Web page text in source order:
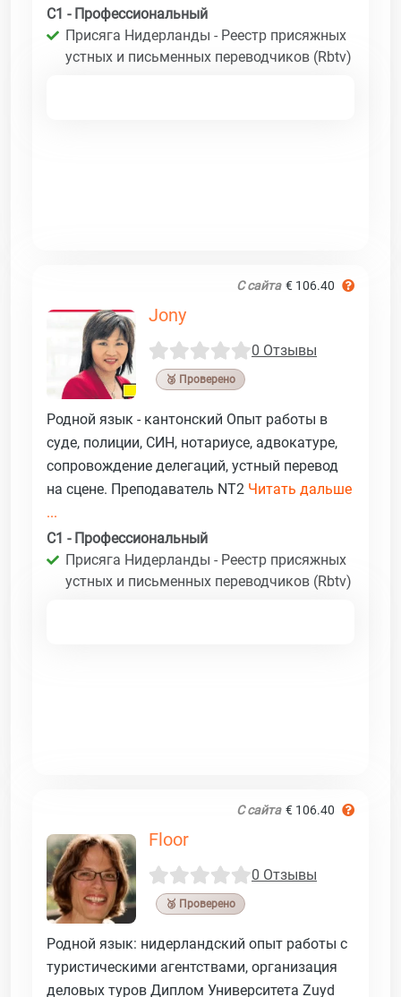
C1 - Профессиональный
Присяга Нидерланды - Реестр присяжных
устных и письменных переводчиков (Rbtv)
С сайта € 106.40
Jony
0 Отзывы
🥉 Проверено
Родной язык - кантонский Опыт работы в
суде, полиции, СИН, нотариусе, адвокатуре,
сопровождение делегаций, устный перевод
на сцене. Преподаватель NT2 Читать дальше
...
C1 - Профессиональный
Присяга Нидерланды - Реестр присяжных
устных и письменных переводчиков (Rbtv)
С сайта € 106.40
Floor
0 Отзывы
🥉 Проверено
Родной язык: нидерландский опыт работы с
туристическими агентствами, организация
деловых туров Диплом Университета Zuyd